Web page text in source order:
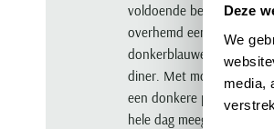
Deze
We
media,
voldoende
overhemd een
donkerblauwe oppervlak
diner. Met mouwlengte 7
een donkere pantalon en
hele dag meegaat.